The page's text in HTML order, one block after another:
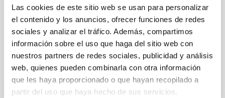
Las cookies de este sitio web se usan para personalizar
el contenido y los anuncios, ofrecer funciones de redes
sociales y analizar el tráfico. Además, compartimos
información sobre el uso que haga del sitio web con
nuestros partners de redes sociales, publicidad y análisis
web, quienes pueden combinarla con otra información
que les haya proporcionado o que hayan recopilado a
partir del uso que haya hecho de sus servicios.
El Museo de la Ciencia y el Cosmos acoge el ciclo de
charlas “Del cielo a la tesis” para acercar la astrofísica
a la ciudadanía
Fecha de publicación 17/07/2025 - 14:29:20